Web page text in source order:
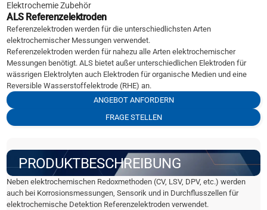
Elektrochemie Zubehör
ALS Referenzelektroden
Referenzelektroden werden für die unterschiedlichsten Arten
elektrochemischer Messungen verwendet.
Referenzelektroden werden für nahezu alle Arten elektrochemischer
Messungen benötigt. ALS bietet außer unterschiedlichen Elektroden für
wässrigen Elektrolyten auch Elektroden für organische Medien und eine
Reversible Wasserstoffelektrode (RHE) an.
ANGEBOT ANFORDERN
FRAGE STELLEN
PRODUKTBESCHREIBUNG
Neben elektrochemischen Redoxmethoden (CV, LSV, DPV, etc.) werden
auch bei Korrosionsmessungen, Sensorik und in Durchflusszellen für
elektrochemische Detektion Referenzelektroden verwendet.